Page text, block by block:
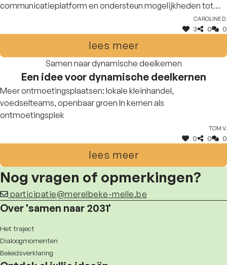
communicatieplatform en ondersteun mogelijkheden tot
aanspreekpunt.
Caroline D.
3 0 0
lees meer
Samen naar dynamische deelkernen
Een idee voor dynamische deelkernen
Meer ontmoetingsplaatsen: lokale kleinhandel,
voedselteams, openbaar groen In kernen als
ontmoetingsplek
Tom V.
0 0 0
lees meer
Nog vragen of opmerkingen?
participatie@merelbeke-melle.be
Over 'samen naar 2031'
Het traject
Dialoogmomenten
Beleidsverklaring